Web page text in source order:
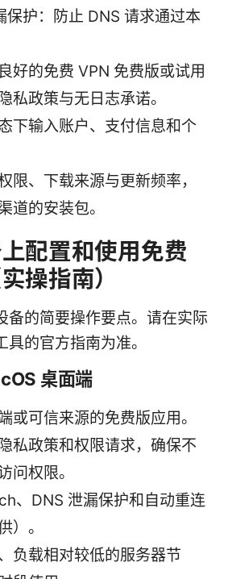
保护：防止 DNS 请求通过本
好的免费 VPN 免费版或试用
私政策与无日志承诺。
下输入账户、支付信息和个
限、下载来源与更新频率，
道的安装包。
配置和使用免费
操指南）
备的简要操作要点。请在实际
的官方指南为准。
桌面端
或可信来源的免费版应用。
私政策和权限请求，确保不
问权限。
、DNS 泄漏保护和自动重连
）。
负载相对较低的服务器节